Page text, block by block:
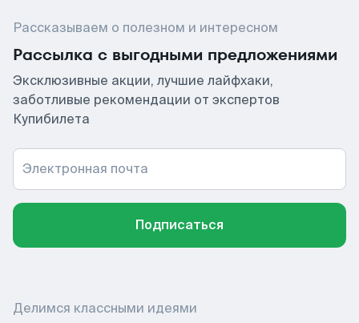
Рассказываем о полезном и интересном
Рассылка с выгодными предложениями
Эксклюзивные акции, лучшие лайфхаки,
заботливые рекомендации от экспертов
Купибилета
Электронная почта
Подписаться
Делимся классными идеями